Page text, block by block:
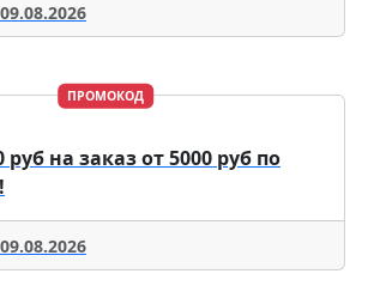
09.08.2026
ПРОМОКОД
руб на заказ от 5000 руб по
09.08.2026